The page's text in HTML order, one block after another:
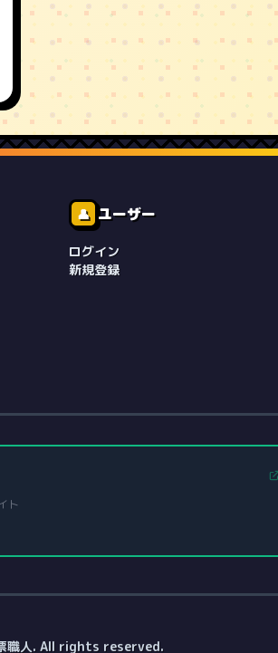
👤 ユーザー
ログイン
新規登録
ト
職人. All rights reserved.